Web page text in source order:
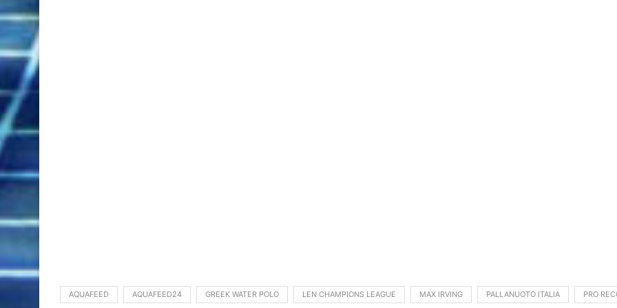
AQUAFEED AQUAFEED24 GREEK WATER POLO LEN CHAMPIONS LEAGUE MAX IRVING PALLANUOTO ITALIA PRO